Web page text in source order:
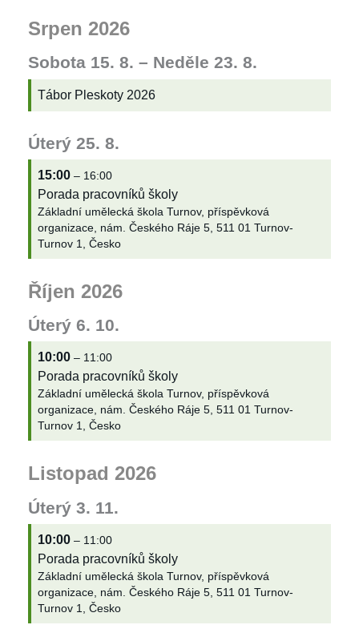
Srpen 2026
Sobota 15. 8. – Neděle 23. 8.
Tábor Pleskoty 2026
Úterý 25. 8.
15:00 – 16:00
Porada pracovníků školy
Základní umělecká škola Turnov, příspěvková
organizace, nám. Českého Ráje 5, 511 01 Turnov-
Turnov 1, Česko
Říjen 2026
Úterý 6. 10.
10:00 – 11:00
Porada pracovníků školy
Základní umělecká škola Turnov, příspěvková
organizace, nám. Českého Ráje 5, 511 01 Turnov-
Turnov 1, Česko
Listopad 2026
Úterý 3. 11.
10:00 – 11:00
Porada pracovníků školy
Základní umělecká škola Turnov, příspěvková
organizace, nám. Českého Ráje 5, 511 01 Turnov-
Turnov 1, Česko